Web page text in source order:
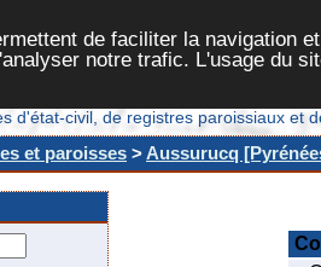
de faciliter la navigation
notre trafic. L'usage du
d'état-civil, de registres paroissiaux et
et paroisses >Aussurucq